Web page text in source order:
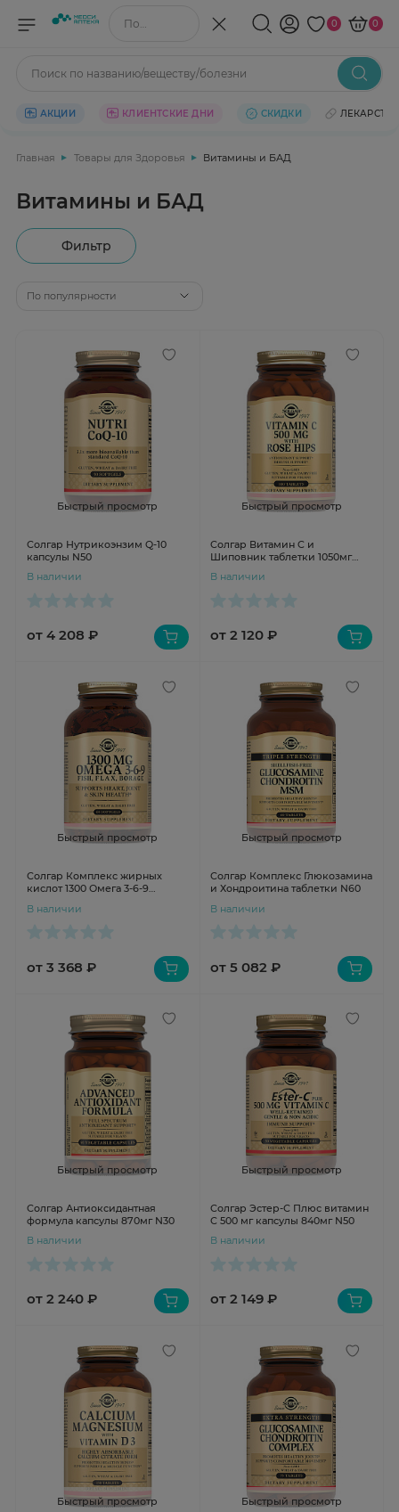
Поиск по названию/веществу 0 0
Поиск по названию/веществу/болезни
АКЦИИ КЛИЕНТСКИЕ ДНИ СКИДКИ ЛЕКАРСТВА
Главная Товары для Здоровья Витамины и БАД
Витамины и БАД
Фильтр
По популярности
Быстрый просмотр
Солгар Нутрикоэнзим Q-10
капсулы N50
В наличии
от 4 208 ₽
Быстрый просмотр
Солгар Витамин C и
Шиповник таблетки 1050мг
В наличии
от 2 120 ₽
Быстрый просмотр
Солгар Комплекс жирных
кислот 1300 Омега 3-6-9
В наличии
от 3 368 ₽
Быстрый просмотр
Солгар Комплекс Глюкозамина
и Хондроитина таблетки N60
В наличии
от 5 082 ₽
Быстрый просмотр
Солгар Антиоксидантная
формула капсулы 870мг N30
В наличии
от 2 240 ₽
Быстрый просмотр
Солгар Эстер-С Плюс витамин
С 500 мг капсулы 840мг N50
В наличии
от 2 149 ₽
Быстрый просмотр Быстрый просмотр